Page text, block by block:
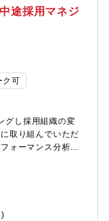
務、フルフレック
間外労働は20時間
勤務を活用してお
込み、企画・要求
しながら自ら主体
を支える基幹業務
とITスキルの両方
義、開発推進、運
。・多くの関係部
むことができま
ミュニケーション
は運用保守経験を
実行まで主体的に
務改善に関心のあ
る職務■募集背景組
【数字
experienced-
途採用マネジ
ク可
グし採用組織の変
取り組んでいただ
ォーマンス分析と
ト・RPOベンダー
および採用要件の
協働した組織変革
クルーターとして